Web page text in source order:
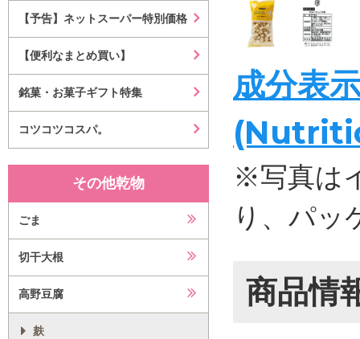
【予告】ネットスーパー特別価格
【便利なまとめ買い】
銘菓・お菓子ギフト特集
コツコツコスパ。
その他乾物
ごま
切干大根
高野豆腐
麸
成分表
※写真は
り、パッ
商品情